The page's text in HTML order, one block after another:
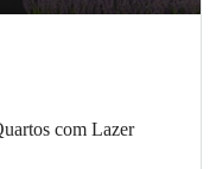
com Lazer